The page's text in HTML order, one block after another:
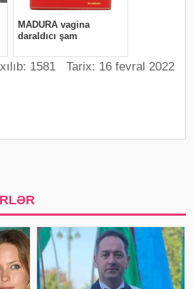
1581 Tarix: 16 fevral 2022